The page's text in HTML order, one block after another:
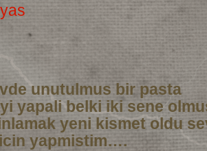
unutulmus bir pasta
yapali belki iki sene
yeni kismet oldu
yapmistim….